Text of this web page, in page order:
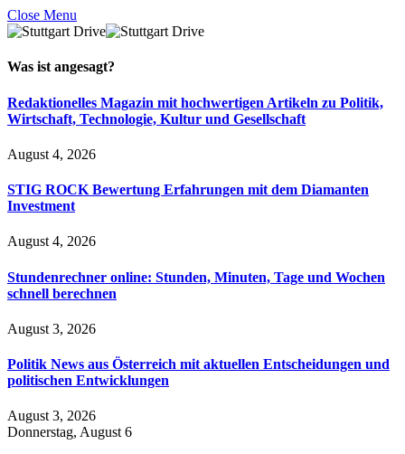
Close Menu
Was ist angesagt?
Redaktionelles Magazin mit hochwertigen Artikeln zu Politik,
Wirtschaft, Technologie, Kultur und Gesellschaft
August 4, 2026
STIG ROCK Bewertung Erfahrungen mit dem Diamanten
Investment
August 4, 2026
Stundenrechner online: Stunden, Minuten, Tage und Wochen
schnell berechnen
August 3, 2026
Politik News aus Österreich mit aktuellen Entscheidungen und
politischen Entwicklungen
August 3, 2026
Donnerstag, August 6